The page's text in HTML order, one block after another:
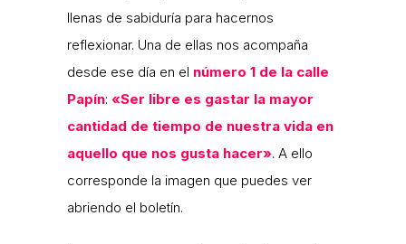
llenas de sabiduría para hacernos
reflexionar. Una de ellas nos acompaña
desde ese día en el número 1 de la calle
Papín: «Ser libre es gastar la mayor
cantidad de tiempo de nuestra vida en
aquello que nos gusta hacer». A ello
corresponde la imagen que puedes ver
abriendo el boletín.